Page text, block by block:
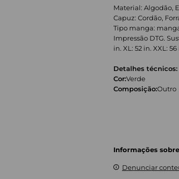
Material: Algodão,
Capuz: Cordão,
Tipo manga:
Impressão DTG.
in. XL: 52 in. XXL:
Detalhes técnicos:
Cor:Verde
Composição:Outro
Informações
Denunciar